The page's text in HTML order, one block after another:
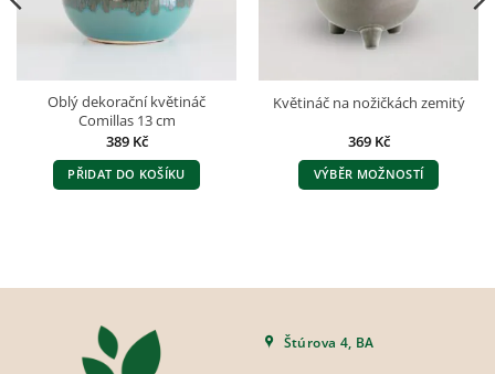
Oblý dekorační květináč
Comillas 13 cm
389 Kč
PŘIDAT DO KOŠÍKU
Květináč na nožičkách zemitý
369 Kč
VÝBĚR MOŽNOSTÍ
variant.
lze
Štúrova 4, BA